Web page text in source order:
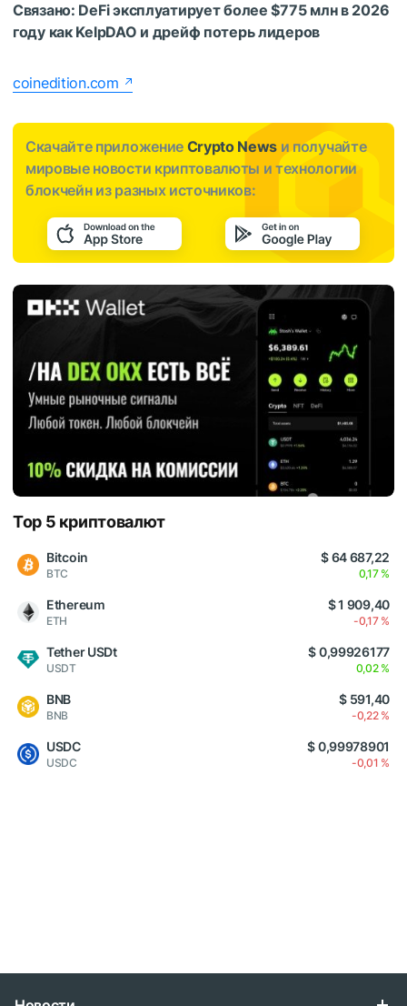
Связано: DeFi эксплуатирует более $775 млн в 2026
году как KelpDAO и дрейф потерь лидеров
coinedition.com
Скачайте приложение Crypto News и получайте
мировые новости криптовалюты и технологии
блокчейн из разных источников:
Top 5 криптовалют
Bitcoin
BTC
$ 64 687,22
0,17 %
Ethereum
ETH
$ 1 909,40
-0,17 %
Tether USDt
USDT
$ 0,99926177
0,02 %
BNB
BNB
$ 591,40
-0,22 %
USDC
USDC
$ 0,99978901
-0,01 %